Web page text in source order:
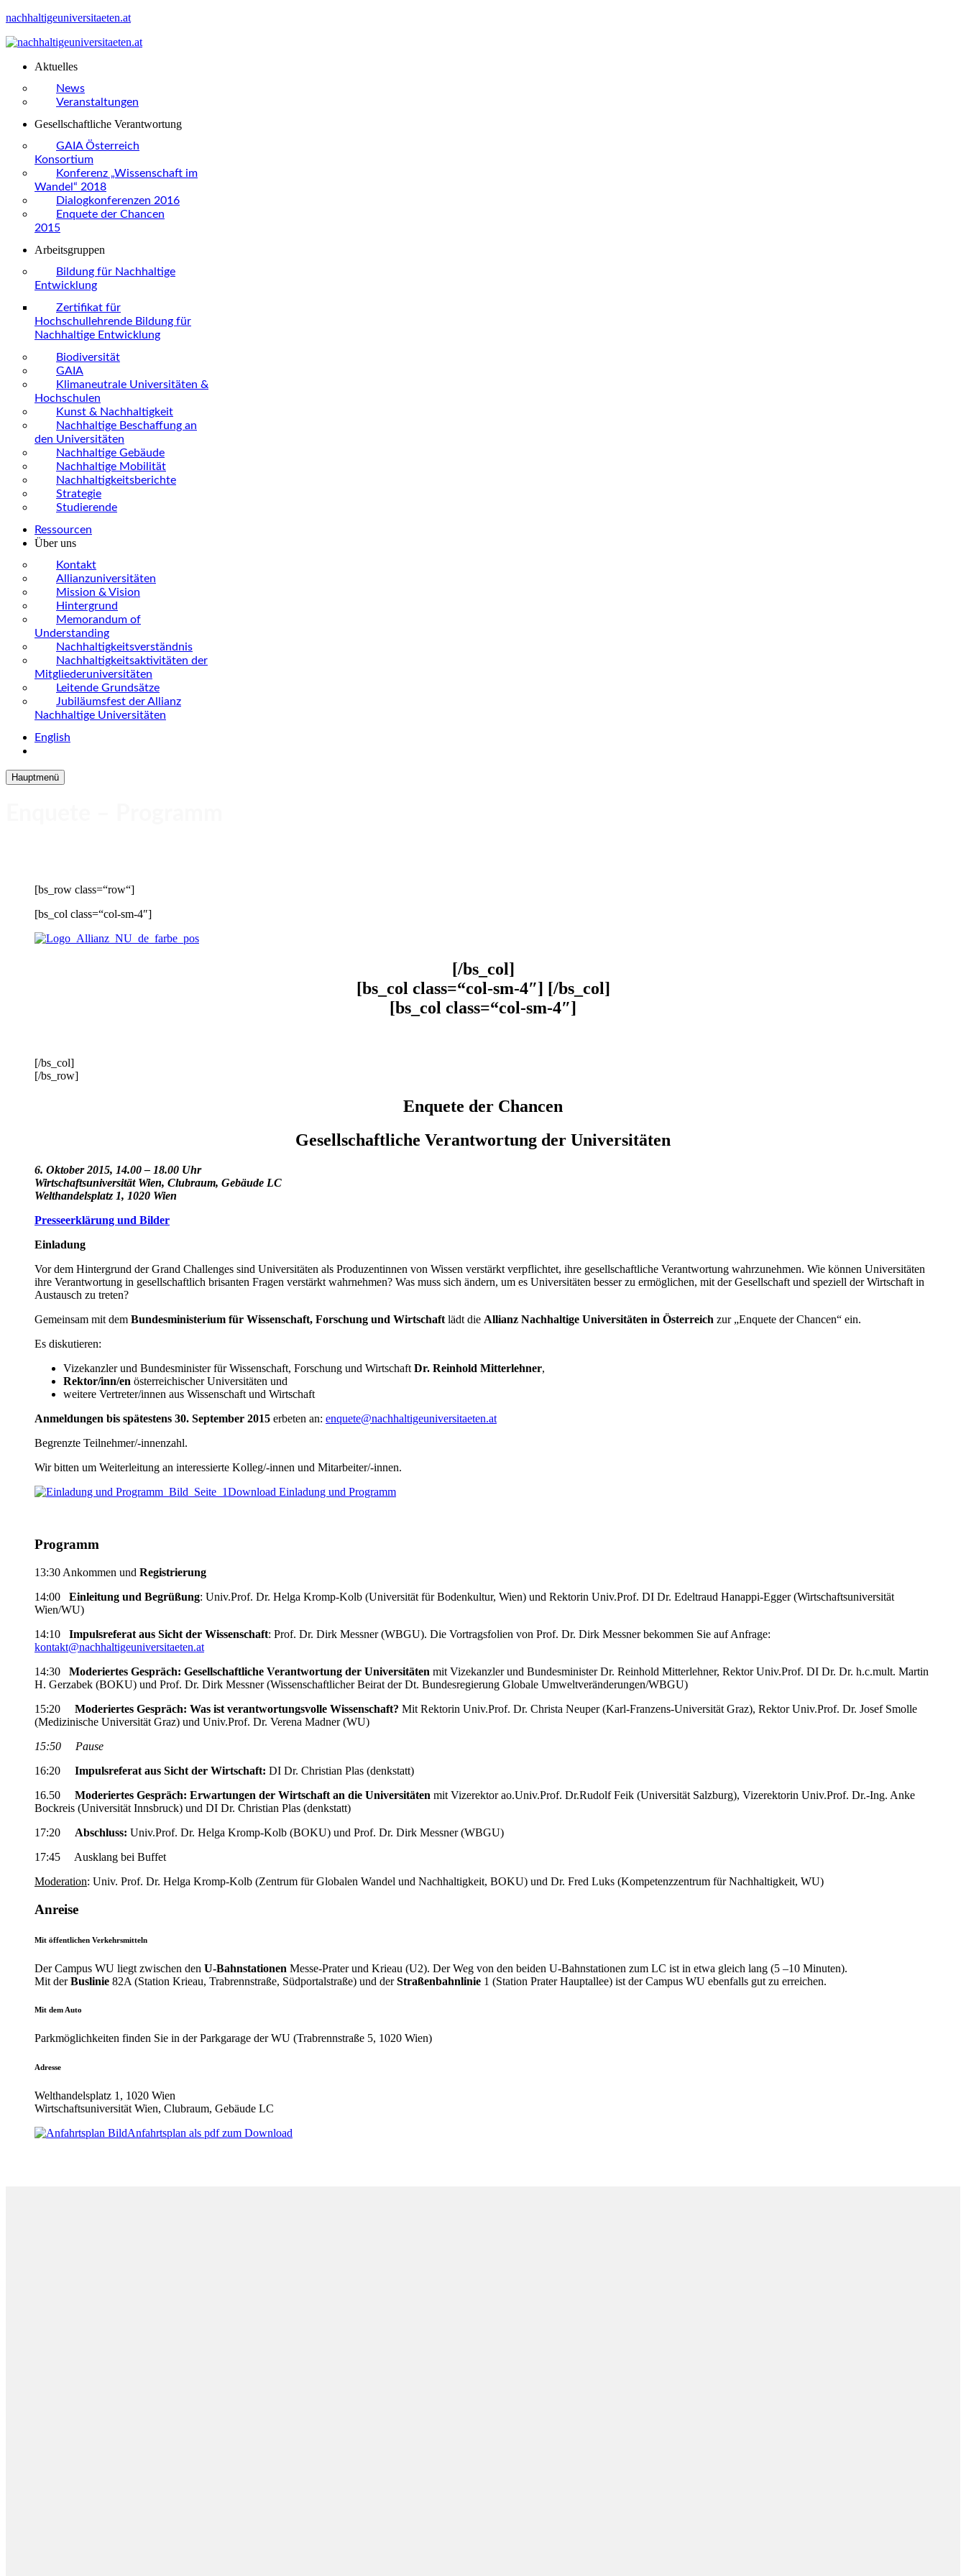
nachhaltigeuniversitaeten.at
Aktuelles
News
Veranstaltungen
Gesellschaftliche Verantwortung
GAIA Österreich
Konsortium
Konferenz „Wissenschaft im
Wandel“ 2018
Dialogkonferenzen 2016
Enquete der Chancen
2015
Arbeitsgruppen
Bildung für Nachhaltige
Entwicklung
Zertifikat für
Hochschullehrende Bildung für
Nachhaltige Entwicklung
Biodiversität
GAIA
Klimaneutrale Universitäten &
Hochschulen
Kunst & Nachhaltigkeit
Nachhaltige Beschaffung an
den Universitäten
Nachhaltige Gebäude
Nachhaltige Mobilität
Nachhaltigkeitsberichte
Strategie
Studierende
Ressourcen
Über uns
Kontakt
Allianzuniversitäten
Mission & Vision
Hintergrund
Memorandum of
Understanding
Nachhaltigkeitsverständnis
Nachhaltigkeitsaktivitäten der
Mitgliederuniversitäten
Leitende Grundsätze
Jubiläumsfest der Allianz
Nachhaltige Universitäten
English
Hauptmenü
[bs_row class=“row“]
[bs_col class=“col-sm-4″]
[/bs_col]
[bs_col class=“col-sm-4″] [/bs_col]
[bs_col class=“col-sm-4″]
[/bs_col]
[/bs_row]
Enquete der Chancen
Gesellschaftliche Verantwortung der Universitäten
6. Oktober 2015, 14.00 – 18.00 Uhr
Wirtschaftsuniversität Wien, Clubraum, Gebäude LC
Welthandelsplatz 1, 1020 Wien
Presseerklärung und Bilder
Einladung
Vor dem Hintergrund der Grand Challenges sind Universitäten als Produzentinnen von Wissen verstärkt verpflichtet, ihre gesellschaftliche Verantwortung wahrzunehmen. Wie können Universitäten
ihre Verantwortung in gesellschaftlich brisanten Fragen verstärkt wahrnehmen? Was muss sich ändern, um es Universitäten besser zu ermöglichen, mit der Gesellschaft und speziell der Wirtschaft in
Austausch zu treten?
Gemeinsam mit dem Bundesministerium für Wissenschaft, Forschung und Wirtschaftlädt die Allianz Nachhaltige Universitäten in Österreich zur „Enquete der Chancen“ ein.
Es diskutieren:
Vizekanzler und Bundesminister für Wissenschaft, Forschung und WirtschaftDr. Reinhold Mitterlehner,
Rektor/inn/en österreichischer Universitäten und
weitere Vertreter/innen aus Wissenschaft und Wirtschaft
Anmeldungen bis spätestens 30. September 2015 erbeten an: enquete@nachhaltigeuniversitaeten.at
Begrenzte Teilnehmer/-innenzahl.
Wir bitten um Weiterleitung an interessierte Kolleg/-innen und Mitarbeiter/-innen.
Download Einladung und Programm
Programm
13:30 Ankommen und Registrierung
14:00 Einleitung und Begrüßung: Univ.Prof. Dr. Helga Kromp-Kolb (Universität für Bodenkultur, Wien) und Rektorin Univ.Prof. DI Dr. Edeltraud Hanappi-Egger (Wirtschaftsuniversität
Wien/WU)
14:10 Impulsreferat aus Sicht der Wissenschaft: Prof. Dr. Dirk Messner (WBGU). Die Vortragsfolien von Prof. Dr. Dirk Messner bekommen Sie auf Anfrage:
kontakt@nachhaltigeuniversitaeten.at
14:30 Moderiertes Gespräch: Gesellschaftliche Verantwortung der Universitäten mit Vizekanzler und Bundesminister Dr. Reinhold Mitterlehner, Rektor Univ.Prof. DI Dr. Dr. h.c.mult. Martin
H. Gerzabek (BOKU) und Prof. Dr. Dirk Messner (Wissenschaftlicher Beirat der Dt. Bundesregierung Globale Umweltveränderungen/WBGU)
15:20 Moderiertes Gespräch: Was ist verantwortungsvolle Wissenschaft? Mit Rektorin Univ.Prof. Dr. Christa Neuper (Karl-Franzens-Universität Graz), Rektor Univ.Prof. Dr. Josef Smolle
(Medizinische Universität Graz) und Univ.Prof. Dr. Verena Madner (WU)
15:50 Pause
16:20 Impulsreferat aus Sicht der Wirtschaft: DI Dr. Christian Plas (denkstatt)
16.50 Moderiertes Gespräch: Erwartungen der Wirtschaft an die Universitäten mit Vizerektor ao.Univ.Prof. Dr.Rudolf Feik (Universität Salzburg), Vizerektorin Univ.Prof. Dr.-Ing. Anke
Bockreis (Universität Innsbruck) und DI Dr. Christian Plas (denkstatt)
17:20 Abschluss: Univ.Prof. Dr. Helga Kromp-Kolb (BOKU) und Prof. Dr. Dirk Messner (WBGU)
17:45 Ausklang bei Buffet
Moderation: Univ. Prof. Dr. Helga Kromp-Kolb (Zentrum für Globalen Wandel und Nachhaltigkeit, BOKU) und Dr. Fred Luks (Kompetenzzentrum für Nachhaltigkeit, WU)
Anreise
Mit öffentlichen Verkehrsmitteln
Der Campus WU liegt zwischen den U-Bahnstationen Messe-Prater und Krieau (U2). Der Weg von den beiden U-Bahnstationen zum LC ist in etwa gleich lang (5 –10 Minuten).
Mit derBuslinie 82A (Station Krieau, Trabrennstraße, Südportalstraße) und derStraßenbahnlinie 1 (Station Prater Hauptallee) ist der Campus WU ebenfalls gut zu erreichen.
Mit dem Auto
Parkmöglichkeiten finden Sie in der Parkgarage der WU (Trabrennstraße 5, 1020 Wien)
Adresse
Welthandelsplatz 1, 1020 Wien
Wirtschaftsuniversität Wien, Clubraum, Gebäude LC
Anfahrtsplan als pdf zum Download